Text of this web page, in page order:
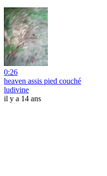
0:26
heaven assis pied couché
ludivine
il y a 14 ans